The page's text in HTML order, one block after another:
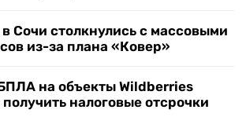
Сочи столкнулись с массовыми
из-за плана «Ковер»
на объекты Wildberries
налоговые отсрочки